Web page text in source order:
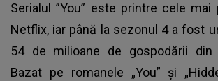
Serialul ”You” este printre cele mai
Netflix, iar până la sezonul 4 a fost
54 de milioane de gospodării din
Bazat pe romanele „You” și